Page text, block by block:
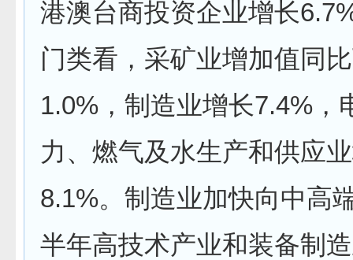
港澳台商投资企业增长
门类看，采矿业增加值同
1.0%，制造业增长7.4%，
力、燃气及水生产和供应
8.1%。制造业加快向中高
半年高技术产业和装备制